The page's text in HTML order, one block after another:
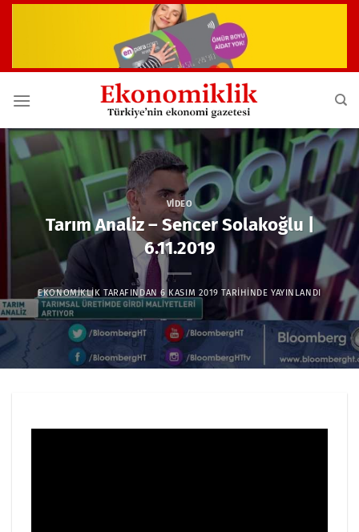
VIDEO
Tarım Analiz – Sencer Solakoğlu |
6.11.2019
EKONOMIKLIK TARAFINDAN 6 KASIM 2019 TARIHINDE YAYINLANDI